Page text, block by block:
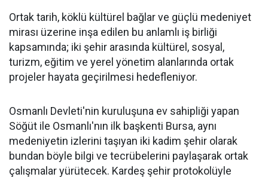
Ortak tarih, köklü kültürel bağlar ve güçlü medeniyet
mirası üzerine inşa edilen bu anlamlı iş birliği
kapsamında; iki şehir arasında kültürel, sosyal,
turizm, eğitim ve yerel yönetim alanlarında ortak
projeler hayata geçirilmesi hedefleniyor.
Osmanlı Devleti'nin kuruluşuna ev sahipliği yapan
Söğüt ile Osmanlı'nın ilk başkenti Bursa, aynı
medeniyetin izlerini taşıyan iki kadim şehir olarak
bundan böyle bilgi ve tecrübelerini paylaşarak ortak
çalışmalar yürütecek. Kardeş şehir protokolüyle